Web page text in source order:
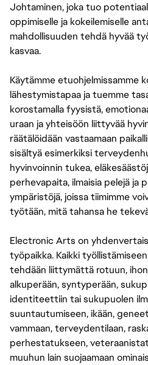
Johtaminen, joka tuo
oppimiselle ja kokeilemiselle
mahdollisuuden tehdä hyvää
kasvaa.
Käytämme etuohjelmissamme
lähestymistapaa ja tuemme
korostamalla fyysistä,
uraan ja yhteisöön liittyvää
räätälöidään vastaamaan
sisältyä esimerkiksi
hyvinvoinnin tukea,
perhevapaita, ilmaisia pelejä ja
ympäristöjä, joissa tiimimme
työtään, mitä tahansa he
Electronic Arts on
työpaikka. Kaikki
tehdään liittymättä rotuun,
alkuperään, syntyperään,
identiteettiin tai sukupuolen
suuntautumiseen, ikään,
vammaan, terveydentilaan,
perhestatukseen,
muuhun lain suojaamaan